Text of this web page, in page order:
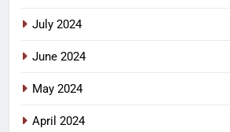
July 2024
June 2024
May 2024
April 2024